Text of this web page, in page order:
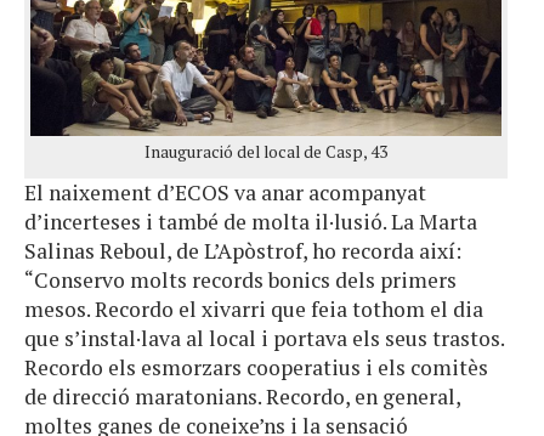
Inauguració del local de Casp, 43
El naixement d’ECOS va anar acompanyat
d’incerteses i també de molta il·lusió. La Marta
Salinas Reboul, de L’Apòstrof, ho recorda així:
“Conservo molts records bonics dels primers
mesos. Recordo el xivarri que feia tothom el dia
que s’instal·lava al local i portava els seus trastos.
Recordo els esmorzars cooperatius i els comitès
de direcció maratonians. Recordo, en general,
moltes ganes de coneixe’ns i la sensació